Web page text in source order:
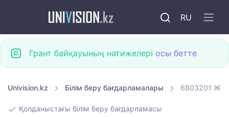
RU
Грант байқауының нәтижелері осы бетте
Univision.kz Білім беру бағдарламалары 6B03201
Қолданыстағы білім беру бағдарламасы